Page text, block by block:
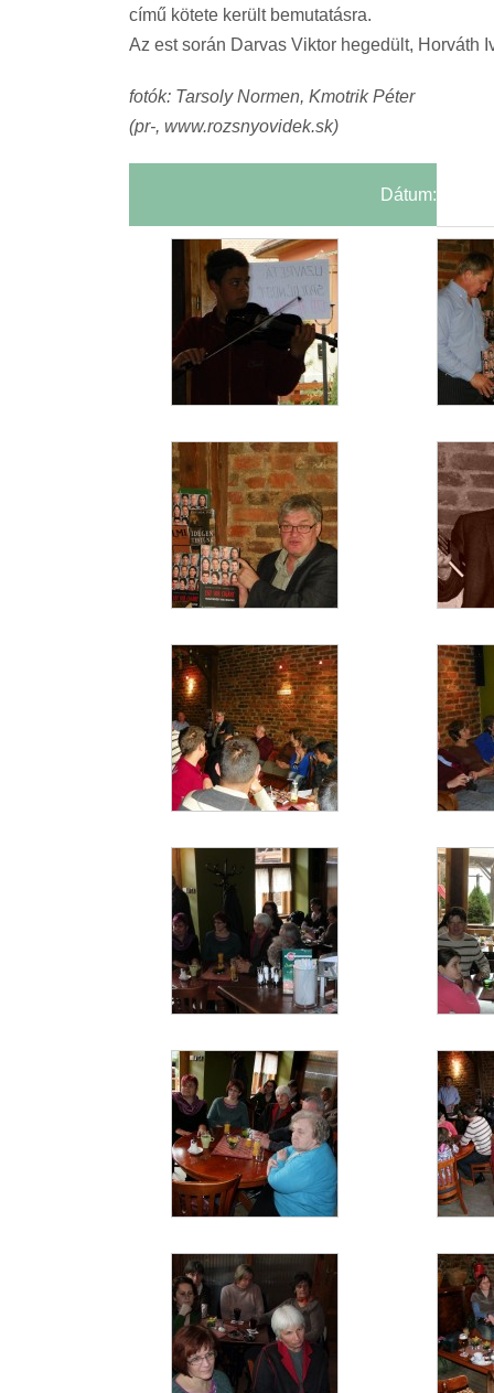
című kötete került bemutatásra.
Az est során Darvas Viktor hegedült, Horváth
fotók: Tarsoly Normen, Kmotrik Péter
(pr-, www.rozsnyovidek.sk)
Dátum: